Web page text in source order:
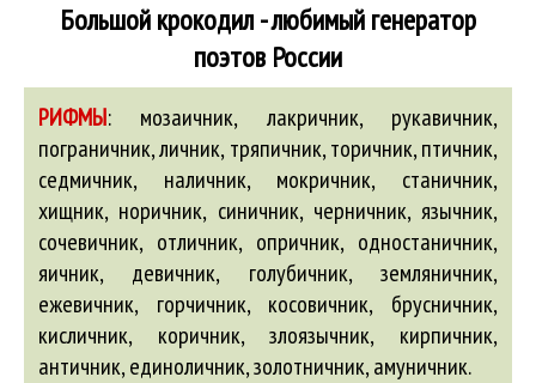
Большой крокодил - любимый генератор
поэтов России
РИФМЫ: мозаичник, лакричник, рукавичник,
пограничник, личник, тряпичник, торичник, птичник,
седмичник, наличник, мокричник, станичник,
хищник, норичник, синичник, черничник, язычник,
сочевичник, отличник, опричник, одностаничник,
яичник, девичник, голубичник,земляничник,
ежевичник, горчичник, косовичник, брусничник,
кисличник, коричник,злоязычник, кирпичник,
античник,единоличник,золотничник,амуничник.